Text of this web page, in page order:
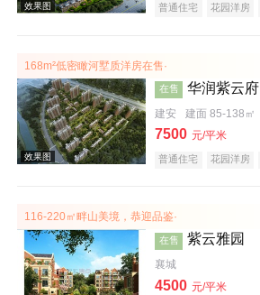
效果图
普通住宅 花园洋房
168m²低密瞰河墅质洋房在售·
在售 华润紫云府
建安 建面 85-138㎡
7500 元/平米
普通住宅 花园洋房
116-220㎡畔山美境，恭迎品鉴·
在售 紫云雅园
襄城
4500 元/平米